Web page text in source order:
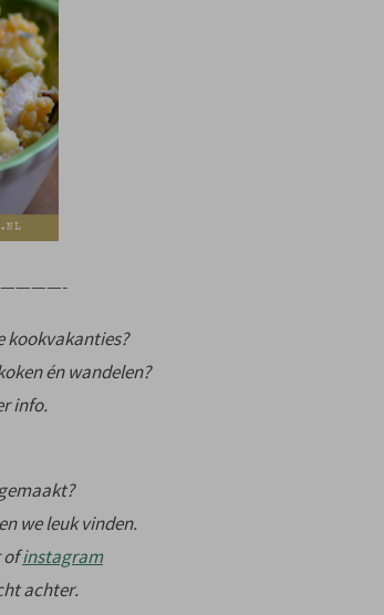
kookvakanties?
én wandelen?
info.
we leuk vinden.
ofinstagram
achter.